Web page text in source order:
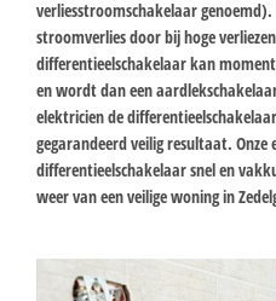
verliesstroomschakelaar
stroomverlies door bij hoge
differentieelschakelaar kan
en wordt dan een
elektricien de
gegarandeerd veilig resultaat. Onze
differentieelschakelaar snel en
weer van een veilige woning in